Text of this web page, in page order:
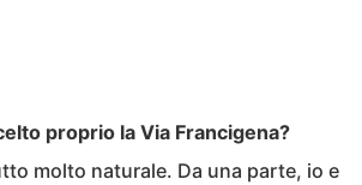
proprio la Via Francigena?
molto naturale. Da una parte, io e